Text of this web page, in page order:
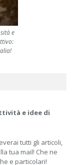
e
e idee di
tutti gli articoli,
tua mail! Che ne
e particolari!